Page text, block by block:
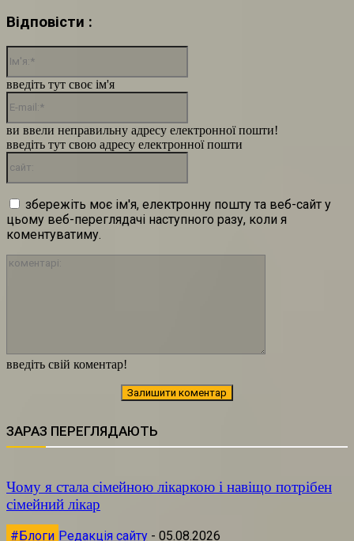
Відповісти :
введіть свій коментар!
введіть тут своє ім'я
ви ввели неправильну адресу електронної пошти!
введіть тут свою адресу електронної пошти
збережіть моє ім'я, електронну пошту та веб-сайт у
цьому веб-переглядачі наступного разу, коли я
коментуватиму.
ЗАРАЗ ПЕРЕГЛЯДАЮТЬ
Чому я стала сімейною лікаркою і навіщо потрібен
сімейний лікар
#Блоги Редакція сайту - 05.08.2026